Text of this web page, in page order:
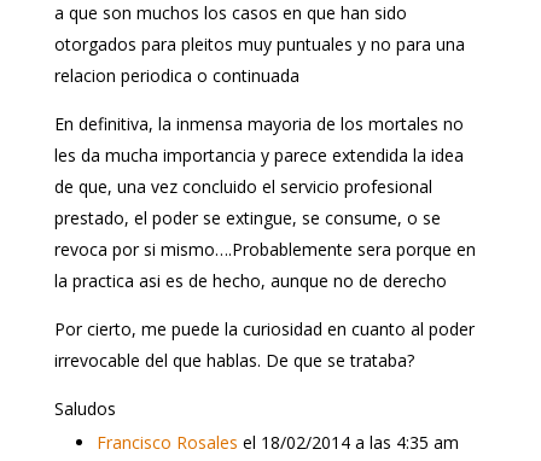
a que son muchos los casos en que han sido
otorgados para pleitos muy puntuales y no para una
relacion periodica o continuada
En definitiva, la inmensa mayoria de los mortales no
les da mucha importancia y parece extendida la idea
de que, una vez concluido el servicio profesional
prestado, el poder se extingue, se consume, o se
revoca por si mismo….Probablemente sera porque en
la practica asi es de hecho, aunque no de derecho
Por cierto, me puede la curiosidad en cuanto al poder
irrevocable del que hablas. De que se trataba?
Saludos
Francisco Rosales el 18/02/2014 a las 4:35 am